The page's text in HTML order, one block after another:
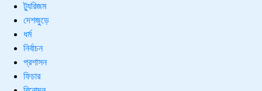
ট্যুরিজম
দেশজুড়ে
ধর্ম
নির্বাচন
প্রশাসন
ফিচার